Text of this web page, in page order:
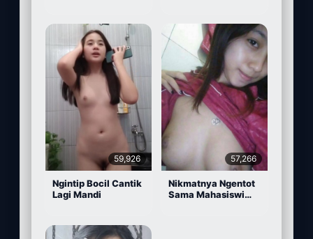
59,926
Ngintip Bocil Cantik
Lagi Mandi
57,266
Nikmatnya Ngentot
Sama Mahasiswi